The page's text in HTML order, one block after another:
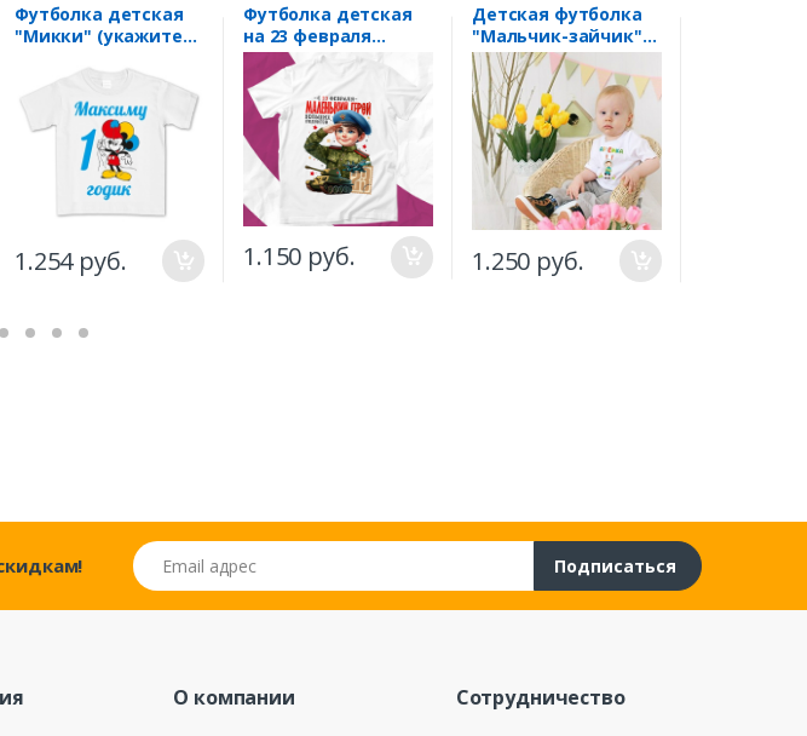
Футболка детская
"Микки" (укажите
количество лет)
1.254 руб.
Футболка детская
на 23 февраля
"Маленький герой
больших подвигов"
1.150 руб.
Детская футболка
"Мальчик-зайчик"-
любое Ваше имя!
1.250 руб.
Email адрес
Подписаться
О компании Сотрудничество